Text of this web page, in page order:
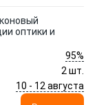
оптики и
95%
2 шт.
10 - 12 августа